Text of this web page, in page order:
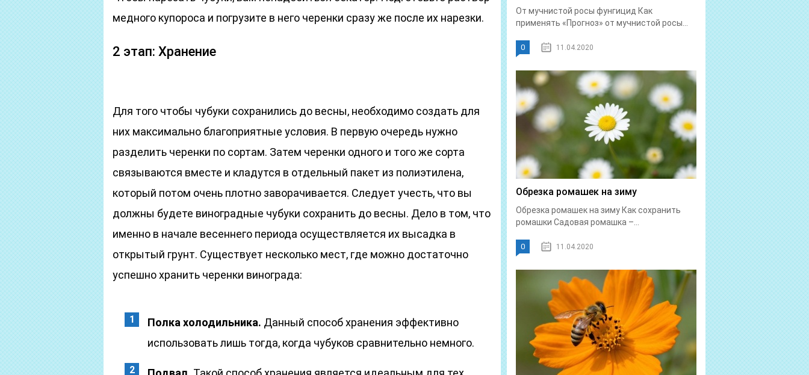
медного купороса и погрузите в него черенки сразу же после их нарезки.
2 этап: Хранение
Для того чтобы чубуки сохранились до весны, необходимо создать для
них максимально благоприятные условия. В первую очередь нужно
разделить черенки по сортам. Затем черенки одного и того же сорта
связываются вместе и кладутся в отдельный пакет из полиэтилена,
который потом очень плотно заворачивается. Следует учесть, что вы
должны будете виноградные чубуки сохранить до весны. Дело в том, что
именно в начале весеннего периода осуществляется их высадка в
открытый грунт. Существует несколько мест, где можно достаточно
успешно хранить черенки винограда:
Полка холодильника. Данный способ хранения эффективно
использовать лишь тогда, когда чубуков сравнительно немного.
От мучнистой росы фунгицид Как
применять «Прогноз» от мучнистой росы...
0 11.04.2020
Обрезка ромашек на зиму
Обрезка ромашек на зиму Как сохранить
ромашки Садовая ромашка –...
0 11.04.2020